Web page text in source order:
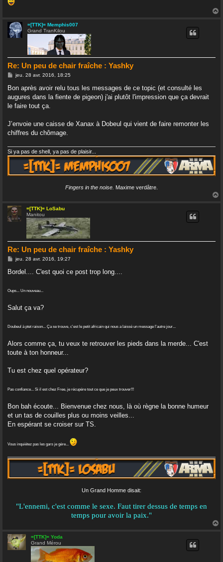
=[TTK]= Memphis007
Grand TranKilou
Re: Un peu de chair fraîche : Yashky
M
s
a
g
jeu. 28 avr. 2016, 18:25
Bon après avoir relu tous les messages de ce topic (et consulté les
augures dans la fiente de pigeon) j'ai plutôt l'impression que ça devrait
le faire tout ça.
J’envoie une caisse de Xanax à Dobeul qui vient de faire remonter les
chiffres du chômage.
Si ya pas de shell, ya pas de plaisir...
Fingers in the noise. Maxime verdâtre.
=[TTK]= LoSabu
Manitou
Re: Un peu de chair fraîche : Yashky
M
s
e
jeu. 28 avr. 2016, 19:27
Bordel.... C'est quoi ce post trop long....
Oups... Un nouveau...
Salut ça va?
Doubeul à ptet raison... Ça se trouve, c'est le petit africain qui nous a laissé un message l'autre jour...
Alors comme ça, tu veux te retrouver les pieds dans la merde... C'est
toute à ton honneur...
Tu est chez quel opérateur?
Pas confiance... Si il est chez Free, je récupère tout ce que je peux trouver!!!
Bon bah écoute... Bienvenue chez nous, là où règne la bonne humeur
et un tas de couilles plus ou moins veilles...
En espérant se croiser sur TS.
Vous inquiétez pas les gars je gère...
Un Grand Homme disait:
"L'ennemi, c'est comme le sexe. Faut tirer dessus de temps en
temps pour avoir la paix."
=[TTK]= Yoda
Grand Mérou